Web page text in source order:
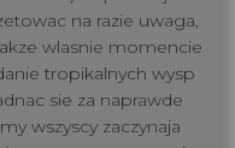
na razie uwaga,
wlasnie momencie
tropikalnych wysp
sie za naprawde
wszyscy zaczynaja